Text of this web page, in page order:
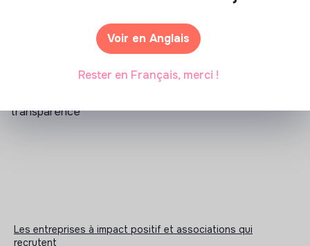
Documents
transparence
Les entreprises à impact positif et associations qui
recrutent
Voir en Anglais
Rester en Français, merci !